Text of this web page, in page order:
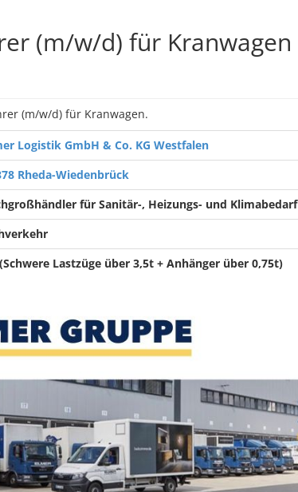
(m/w/d) für Kranwagen
(m/w/d) für Kranwagen.
Logistik GmbH & Co. KG Westfalen
Rheda-Wiedenbrück
für Sanitär-, Heizungs- und Klimabedarf
Lastzüge über 3,5t + Anhänger über 0,75t)